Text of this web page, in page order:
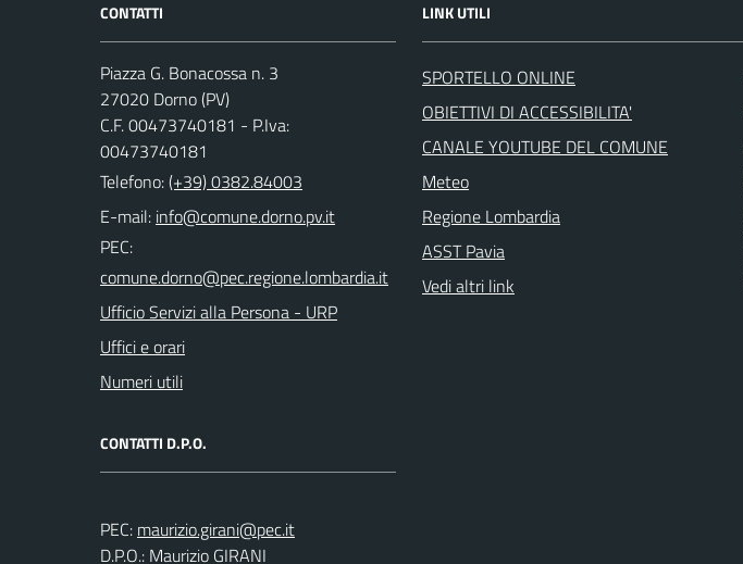
CONTATTI
Piazza G. Bonacossa n. 3
27020 Dorno (PV)
C.F. 00473740181 - P.Iva:
00473740181
Telefono:(+39) 0382.84003
E-mail:
PEC:
Ufficio Servizi alla Persona - URP
Uffici e orari
Numeri utili
CONTATTI D.P.O.
PEC:
D.P.O.: Maurizio GIRANI
LINK UTILI
SPORTELLO ONLINE
OBIETTIVI DI ACCESSIBILITA'
CANALE YOUTUBE DEL COMUNE
Meteo
Regione Lombardia
ASST Pavia
Vedi altri link